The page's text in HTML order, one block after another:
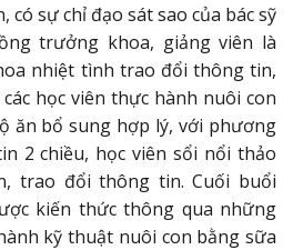
có sự chỉ đạo sát sao của bác sỹ
trưởng khoa, giảng viên là
nhiệt tình trao đổi thông tin,
học viên thực hành nuôi con
ăn bổ sung hợp lý, với phương
2 chiều, học viên sổi nổi thảo
trao đổi thông tin. Cuối buổi
kiến thức thông qua những
kỹ thuật nuôi con bằng sữa